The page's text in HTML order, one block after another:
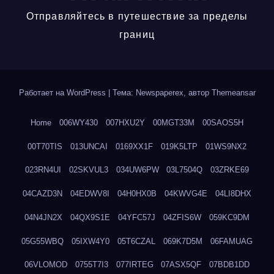
Отправляйтесь в путешествие за пределы
границ
Работает на WordPress Тема: Newspaperex, автор Themeansar
Home 006WY430 007HXU2Y 00MGT33M 00SAOS5H
00T70TIS 013UNCAI 0169XX1F 019K5LTP 01WS9NX2
023RN4UI 02SKVUL3 034UW6PW 03L7504Q 03ZRKE69
04CAZD3N 04EDWV8I 04H0HX0B 04KWVG4E 04LI8DHX
04N4JN2X 04QX9S1E 04YFC57J 04ZFIS6W 059KC9DM
05G55WBQ 05IXW4Y0 05T6CZAL 069K7D5M 06FAMUAG
06VLOMOD 0755T7I3 077IRTEG 07ASX5QF 07BDB1DD